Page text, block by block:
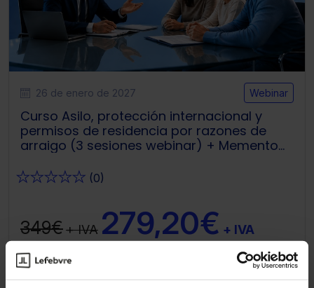
26 de enero de 2027 Webinar
Curso Asilo, protección internacional y
permisos de residencia por razones de
arraigo (3 sesiones webinar) + Memento
★★★★★ (0)
349€+ IVA 279,20€ + IVA